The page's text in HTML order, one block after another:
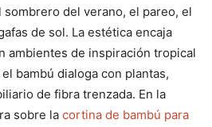
del verano, el pareo, el
de sol. La estética encaja
ambientes de inspiración tropical
bambú dialoga con plantas,
de fibra trenzada. En la
sobre la cortina de bambú para